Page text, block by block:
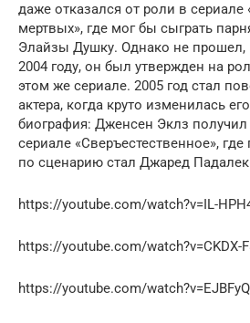
даже отказался от роли в сериале
мертвых», где мог бы сыграть
Элайзы Душку. Однако не прошел,
2004 году, он был утвержден на
этом же сериале. 2005 год стал
актера, когда круто изменилась
биография: Дженсен Эклз
сериале «Сверъестественное»,
по сценарию стал Джаред
https://youtube.com/watch?v=IL-
https://youtube.com/watch?v=CKDX-
https://youtube.com/